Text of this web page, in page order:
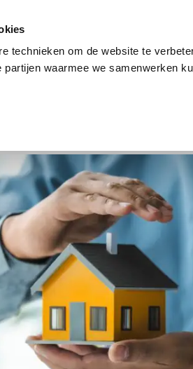
technieken om de website te
waarmee we samenwerken
en tv